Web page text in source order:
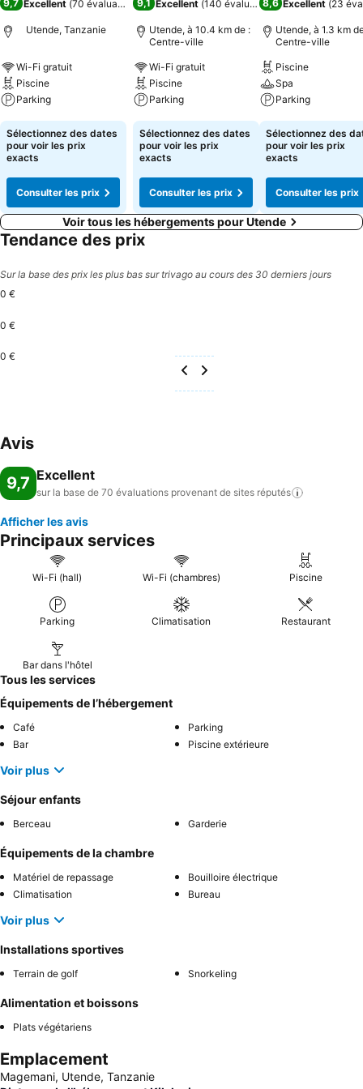
9,7 Excellent (70 évaluations)
Utende, Tanzanie
Wi-Fi gratuit
Piscine
Parking
Consulter les prix
Sélectionnez des dates
pour voir les prix
exacts
Consulter les prix
9,1 Excellent (140 évaluations)
Utende, à 10.4 km de :
Centre-ville
Wi-Fi gratuit
Piscine
Parking
Consulter les prix
Sélectionnez des dates
pour voir les prix
exacts
Consulter les prix
8,6 Excellent (23
Utende, à 1.3 km
Centre-ville
Piscine
Spa
Parking
Consulter les
Sélectionnez des
pour voir les prix
exacts
Consulter les prix
Voir tous les hébergements pour Utende
Tendance des prix
Sur la base des prix les plus bas sur trivago au cours des 30 derniers jours
0 €
0 €
0 €
Avis
9,7 Excellent
sur la base de 70 évaluations provenant de sites réputés
Afficher les avis
Principaux services
Wi-Fi (hall) Wi-Fi (chambres) Piscine
Parking Climatisation Restaurant
Bar dans l'hôtel
Tous les services
Équipements de l’hébergement
Café
Parking
Bar
Piscine extérieure
Voir plus
Séjour enfants
Berceau Garderie
Équipements de la chambre
Matériel de repassage
Bouilloire électrique
Climatisation
Bureau
Voir plus
Installations sportives
Terrain de golf Snorkeling
Alimentation et boissons
Plats végétariens
Emplacement
Magemani, Utende, Tanzanie